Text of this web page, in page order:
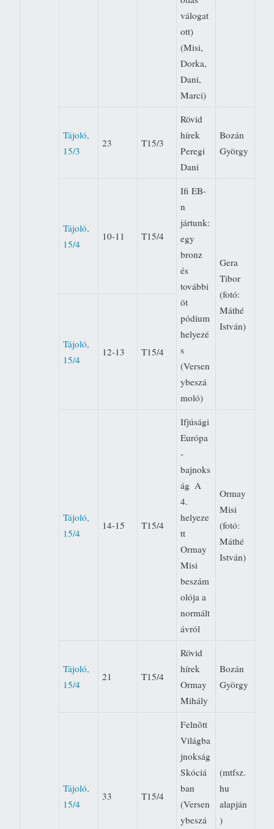
válogat
ott)
(Misi,
Dorka,
Dani,
Marci)
Tájoló,
15/3
23 T15/3
Rövid
hírek 
Peregi
Dani
Bozán
György
Tájoló,
15/4
10-11 T15/4
Ifi EB-
n
jártunk:
egy
bronz
és
további
öt
pódium
helyezé
s
(Versen
ybeszá
moló)
Gera
Tibor
(fotó:
Máthé
István)
Tájoló,
15/4
12-13 T15/4
Tájoló,
15/4
14-15 T15/4
Ifjúsági
Európa
-
bajnoks
ág  A
4.
helyeze
tt
Ormay
Misi
beszám
olója a
normált
ávról
Ormay
Misi
(fotó:
Máthé
István)
Tájoló,
15/4
21 T15/4
Rövid
hírek 
Ormay
Mihály
Bozán
György
Tájoló,
15/4
33 T15/4
Felnõtt
Világba
jnokság
Skóciá
ban
(Versen
ybeszá
(mtfsz.
hu
alapján
)